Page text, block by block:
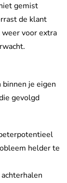
gemist
de klant
voor extra
je eigen
gevolgd
helder te